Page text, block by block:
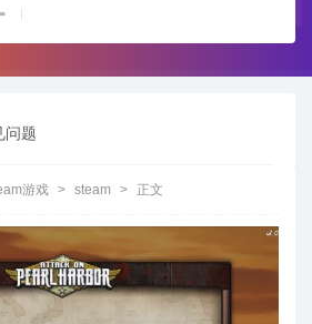
问题
游戏 steam 正文